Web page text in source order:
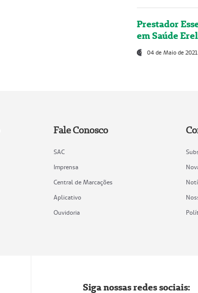
Prestador
em Saúde
04 de Maio de 2021
Fale Conosco
SAC
Imprensa
Central de Marcações
Aplicativo
Ouvidoria
Siga nossas redes sociais: